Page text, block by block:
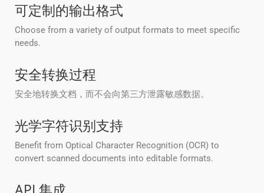
可定制的输出格式
Choose from a variety of output formats to meet specific
needs.
安全转换过程
安全地转换文档，而不会向第三方泄露敏感数据。
光学字符识别支持
Benefit from Optical Character Recognition (OCR) to
convert scanned documents into editable formats.